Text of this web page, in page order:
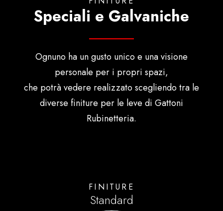
Speciali e Galvaniche
Ognuno ha un gusto unico e una visione
personale per i propri spazi,
che potrà vedere realizzato scegliendo tra le
diverse finiture per le leve di Gattoni
Rubinetteria.
FINITURE
Standard